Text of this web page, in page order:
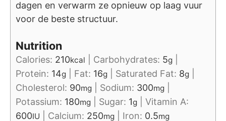
dagen en verwarm ze opnieuw op laag vuur
voor de beste structuur.
Nutrition
Calories: 210kcal Carbohydrates: 5g
Protein: 14g Fat: 16g Saturated Fat: 8g
Cholesterol: 90mg Sodium: 300mg
Potassium: 180mg Sugar: 1g
Vitamin A:
600IU Calcium: 250mg Iron: 0.5mg